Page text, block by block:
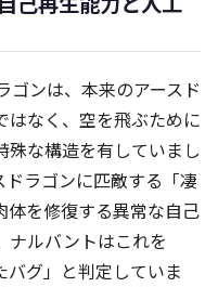
ゴンは、本来のアースド
はなく、空を飛ぶために
殊な構造を有していまし
ラゴンに匹敵する「凄
体を修復する異常な自己
ナルバントはこれを
バグ」と判定していま